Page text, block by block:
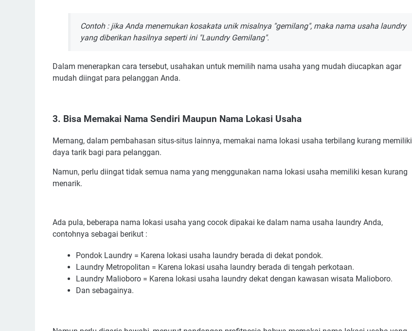
Contoh : jika Anda menemukan kosakata unik misalnya "gemilang", maka nama usaha laundry
yang diberikan hasilnya seperti ini "Laundry Gemilang".
Dalam menerapkan cara tersebut, usahakan untuk memilih nama usaha yang mudah diucapkan agar
mudah diingat para pelanggan Anda.
3. Bisa Memakai Nama Sendiri Maupun Nama Lokasi Usaha
Memang, dalam pembahasan situs-situs lainnya, memakai nama lokasi usaha terbilang kurang memiliki
daya tarik bagi para pelanggan.
Namun, perlu diingat tidak semua nama yang menggunakan nama lokasi usaha memiliki kesan kurang
menarik.
Ada pula, beberapa nama lokasi usaha yang cocok dipakai ke dalam nama usaha laundry Anda,
contohnya sebagai berikut :
Pondok Laundry = Karena lokasi usaha laundry berada di dekat pondok.
Laundry Metropolitan = Karena lokasi usaha laundry berada di tengah perkotaan.
Laundry Malioboro = Karena lokasi usaha laundry dekat dengan kawasan wisata Malioboro.
Dan sebagainya.